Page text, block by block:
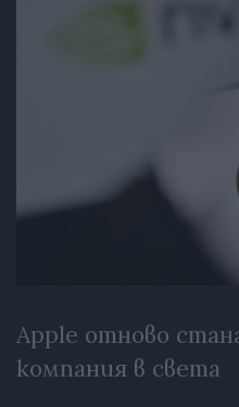
Apple отново
компания в света